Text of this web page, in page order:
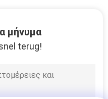
μήνυμα
terug!